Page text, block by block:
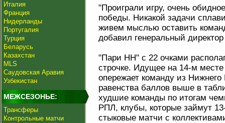
Италия
Франция
Нидерланды
Португалия
Турция
Беларусь
Казахстан
MLS
Саудовская Аравия
Узбекистан
МЕЖСЕЗОНЬЕ:
Трансферы
Контрольные матчи
"Проиграли игру, очень
победы. Никакой задачи
живем мыслью оставить
добавил генеральный
"Пари НН" с 22 очками
строчке. Идущее на 14-м
опережает команду из
равенства баллов выше в
худшие команды по итогам
РПЛ, клубы, которые займут
стыковые матчи с